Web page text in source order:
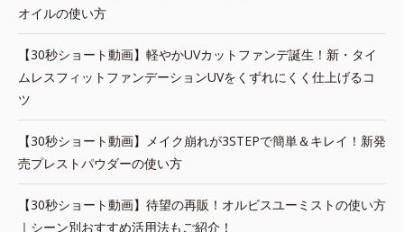
オイルの使い方
【30秒ショート動画】軽やかUVカットファンデ誕生！新・タイ
ムレスフィットファンデーションUVをくずれにくく仕上げるコ
ツ
【30秒ショート動画】メイク崩れが3STEPで簡単＆キレイ！新発
売プレストパウダーの使い方
【30秒ショート動画】待望の再販！オルビスユーミストの使い方
｜シーン別おすすめ活用法もご紹介！